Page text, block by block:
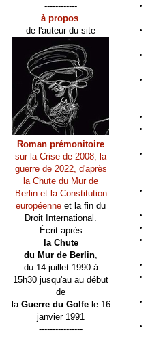
------------
à propos
de l'auteur du site
Roman prémonitoire
sur la Crise de 2008, la
guerre de 2022, d'après
la Chute du Mur de
Berlin et la Constitution
européenne et la fin du
Droit International.
Écrit après
la Chute
du Mur de Berlin,
du 14 juillet 1990 à
15h30 jusqu'au au début
de
la Guerre du Golfele 16
janvier 1991
----------------